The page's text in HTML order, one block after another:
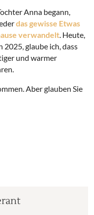
Anna begann,
das gewisse Etwas
verwandelt. Heute,
glaube ich, dass
und warmer
Aber glauben Sie